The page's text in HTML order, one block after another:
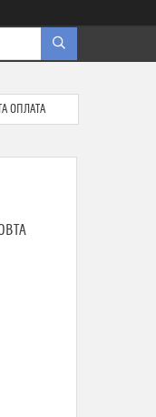
ОПЛАТА